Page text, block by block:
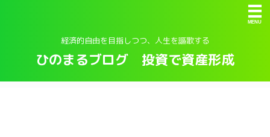
経済的自由を目指しつつ、人生を謳歌する
ひのまるブログ 投資で資産形成